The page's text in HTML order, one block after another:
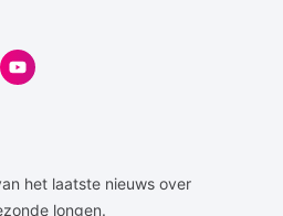
het laatste nieuws over
longen.